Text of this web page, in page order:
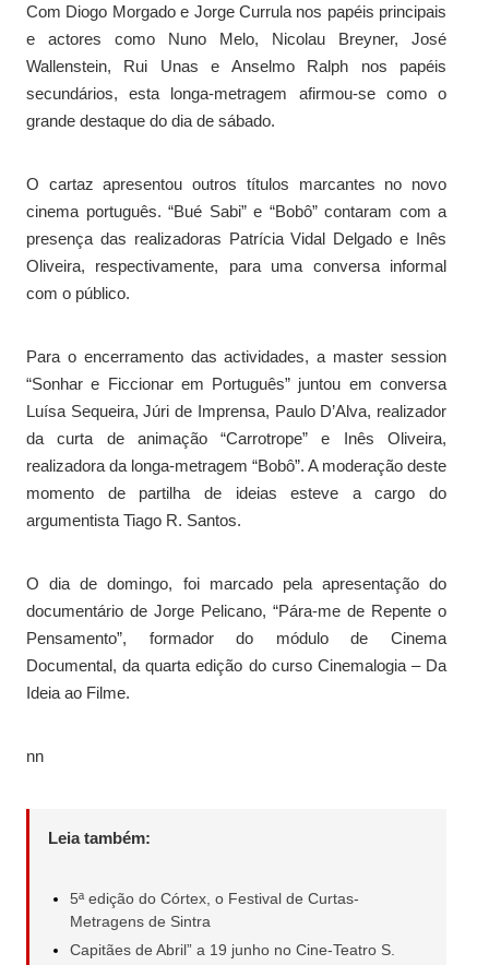
Com Diogo Morgado e Jorge Currula nos papéis principais
e actores como Nuno Melo, Nicolau Breyner, José
Wallenstein, Rui Unas e Anselmo Ralph nos papéis
secundários, esta longa-metragem afirmou-se como o
grande destaque do dia de sábado.
O cartaz apresentou outros títulos marcantes no novo
cinema português. “Bué Sabi” e “Bobô” contaram com a
presença das realizadoras Patrícia Vidal Delgado e Inês
Oliveira, respectivamente, para uma conversa informal
com o público.
Para o encerramento das actividades, a master session
“Sonhar e Ficcionar em Português” juntou em conversa
Luísa Sequeira, Júri de Imprensa, Paulo D’Alva, realizador
da curta de animação “Carrotrope” e Inês Oliveira,
realizadora da longa-metragem “Bobô”. A moderação deste
momento de partilha de ideias esteve a cargo do
argumentista Tiago R. Santos.
O dia de domingo, foi marcado pela apresentação do
documentário de Jorge Pelicano, “Pára-me de Repente o
Pensamento”, formador do módulo de Cinema
Documental, da quarta edição do curso Cinemalogia – Da
Ideia ao Filme.
nn
Leia também:
5ª edição do Córtex, o Festival de Curtas-
Metragens de Sintra
Capitães de Abril” a 19 junho no Cine-Teatro S.